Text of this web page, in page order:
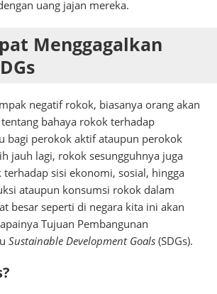
uang jajan mereka.
Menggagalkan
negatif rokok, biasanya orang akan
bahaya rokok terhadap
bagi perokok aktif ataupun perokok
jauh lagi, rokok sesungguhnya juga
sisi ekonomi, sosial, hingga
ataupun konsumsi rokok dalam
besar seperti di negara kita ini akan
Tujuan Pembangunan
Sustainable Development Goals (SDGs).